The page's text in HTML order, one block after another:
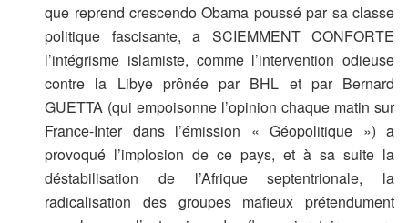
que reprend crescendo Obama poussé par sa classe
politique fascisante, a SCIEMMENT CONFORTE
l’intégrisme islamiste, comme l’intervention odieuse
contre la Libye prônée par BHL et par Bernard
GUETTA (qui empoisonne l’opinion chaque matin sur
France-Inter dans l’émission « Géopolitique ») a
provoqué l’implosion de ce pays, et à sa suite la
déstabilisation de l’Afrique septentrionale, la
radicalisation des groupes mafieux prétendument